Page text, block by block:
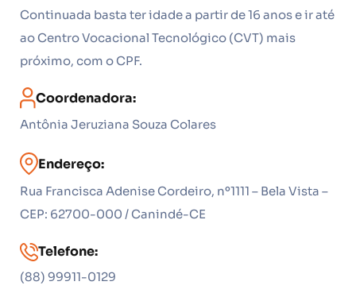
Continuada basta ter idade a partir de 16 anos e ir até
ao Centro Vocacional Tecnológico (CVT) mais
próximo, com o CPF.
Coordenadora:
Antônia Jeruziana Souza Colares
Endereço:
Rua Francisca Adenise Cordeiro, nº1111 – Bela Vista –
CEP: 62700-000 / Canindé-CE
Telefone:
(88) 99911-0129